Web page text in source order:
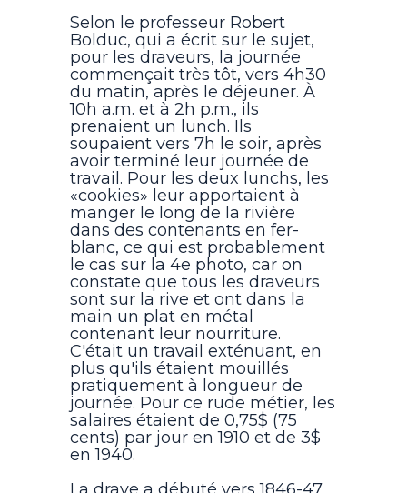
Selon le professeur Robert
Bolduc, qui a écrit sur le sujet,
pour les draveurs, la journée
commençait très tôt, vers 4h30
du matin, après le déjeuner. À
10h a.m. et à 2h p.m., ils
prenaient un lunch. Ils
soupaient vers 7h le soir, après
avoir terminé leur journée de
travail. Pour les deux lunchs, les
«cookies» leur apportaient à
manger le long de la rivière
dans des contenants en fer-
blanc, ce qui est probablement
le cas sur la 4e photo, car on
constate que tous les draveurs
sont sur la rive et ont dans la
main un plat en métal
contenant leur nourriture.
C'était un travail exténuant, en
plus qu'ils étaient mouillés
pratiquement à longueur de
journée. Pour ce rude métier, les
salaires étaient de 0,75$ (75
cents) par jour en 1910 et de 3$
en 1940.